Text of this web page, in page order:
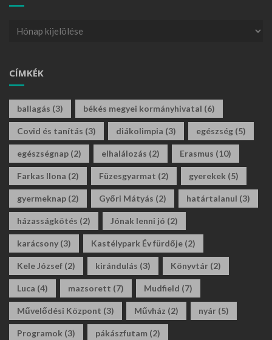
CÍMKÉK
ballagás (3) békés megyei kormányhivatal (6)
Covid és tanítás (3) diákolimpia (3) egészség (5)
egészségnap (2) elhalálozás (2) Erasmus (10)
Farkas Ilona (2) Füzesgyarmat (2) gyerekek (5)
gyermeknap (2) Győri Mátyás (2) határtalanul (3)
házasságkötés (2) Jónak lenni jó (2)
karácsony (3) Kastélypark Év fürdője (2)
Kele József (2) kirándulás (3) Könyvtár (2)
Luca (4) mazsorett (7) Mudfield (7)
Művelődési Központ (3) Művház (2) nyár (5)
Programok (3) pákászfutam (2)